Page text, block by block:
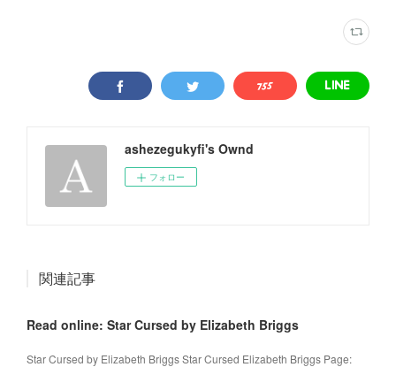
ashezegukyfi's Ownd
フォロー
関連記事
Read online: Star Cursed by Elizabeth Briggs
Star Cursed by Elizabeth Briggs Star Cursed Elizabeth Briggs Page: